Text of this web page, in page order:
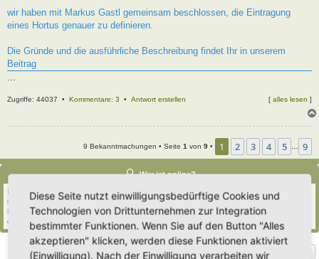
wir haben mit Markus Gastl gemeinsam beschlossen, die Eintragung
eines Hortus genauer zu definieren.
Die Gründe und die ausführliche Beschreibung findet Ihr in unserem
Beitrag
Zugriffe: 44037 • Kommentare: 3 • Antwort erstellen [ alles lesen ]
9 Bekanntmachungen • Seite 1 von 9 • 1 2 3 4 5 … 9
Wer ist online?
Insgesamt sind242 Besucher online :: 2 sichtbare Mitglieder, 0 unsichtbare Mitglieder
und 240 Gäste (basierend auf den aktiven Besuchern der letzten 5 Minuten)
Der Besucherrekord liegt bei2235Besuchern, die am Mi 29. Jul 2026, 21:02 gleichzeitig
online waren.
Gehe zu
Diese Seite nutzt einwilligungsbedürftige Cookies und
Technologien von Drittunternehmen zur Integration
bestimmter Funktionen. Wenn Sie auf den Button "Alles
akzeptieren" klicken, werden diese Funktionen aktiviert
(Einwilligung). Nach der Einwilligung verarbeiten wir